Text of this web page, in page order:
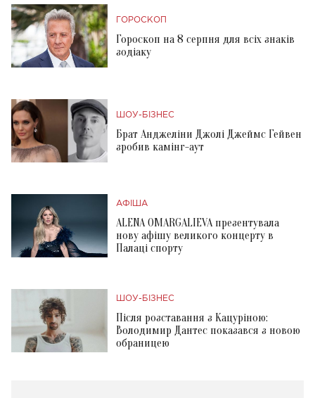
ГОРОСКОП
Гороскоп на 8 серпня для всіх знаків
зодіаку
ШОУ-БІЗНЕС
Брат Анджеліни Джолі Джеймс Гейвен
зробив камінг-аут
АФІША
ALENA OMARGALIEVA презентувала
нову афішу великого концерту в
Палаці спорту
ШОУ-БІЗНЕС
Після розставання з Кацуріною:
Володимир Дантес показався з новою
обраницею